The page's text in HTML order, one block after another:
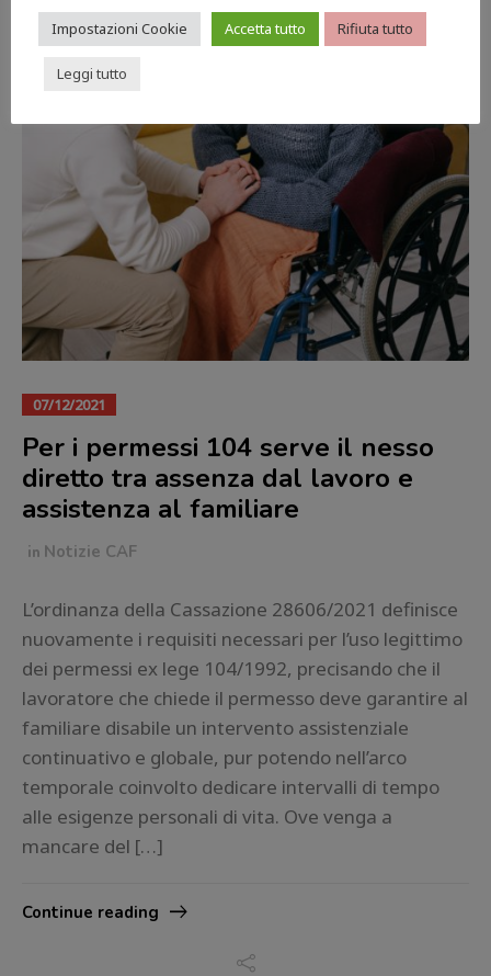
07/12/2021
Per i permessi 104 serve il nesso
diretto tra assenza dal lavoro e
assistenza al familiare
in Notizie CAF
L’ordinanza della Cassazione 28606/2021 definisce
nuovamente i requisiti necessari per l’uso legittimo
dei permessi ex lege 104/1992, precisando che il
lavoratore che chiede il permesso deve garantire al
familiare disabile un intervento assistenziale
continuativo e globale, pur potendo nell’arco
temporale coinvolto dedicare intervalli di tempo
alle esigenze personali di vita. Ove venga a
mancare del […]
Continue reading
Impostazioni Cookie Accetta tutto Rifiuta tutto
Leggi tutto